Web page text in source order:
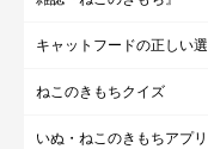
キャットフードの正しい
ねこのきもちクイズ
いぬ・ねこのきもちアプリ